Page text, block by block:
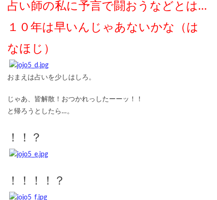
占い師の私に予言で闘おうなどとは…
１０年は早いんじゃあないかな（は
なほじ）
おまえは占いを少しはしろ。
じゃあ、皆解散！おつかれっしたーーッ！！
と帰ろうとしたら…。
！！？
！！！！？